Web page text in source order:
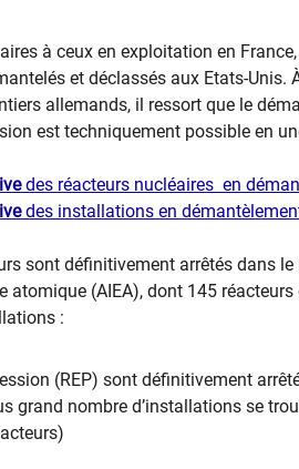
à ceux en exploitation en
et déclassés aux Etats-Unis.
allemands, il ressort que le
est techniquement possible en
des réacteurs nucléaires en
des installations en
sont définitivement arrêtés dans le
atomique (AIEA), dont 145
:
(REP) sont définitivement
grand nombre d’installations se